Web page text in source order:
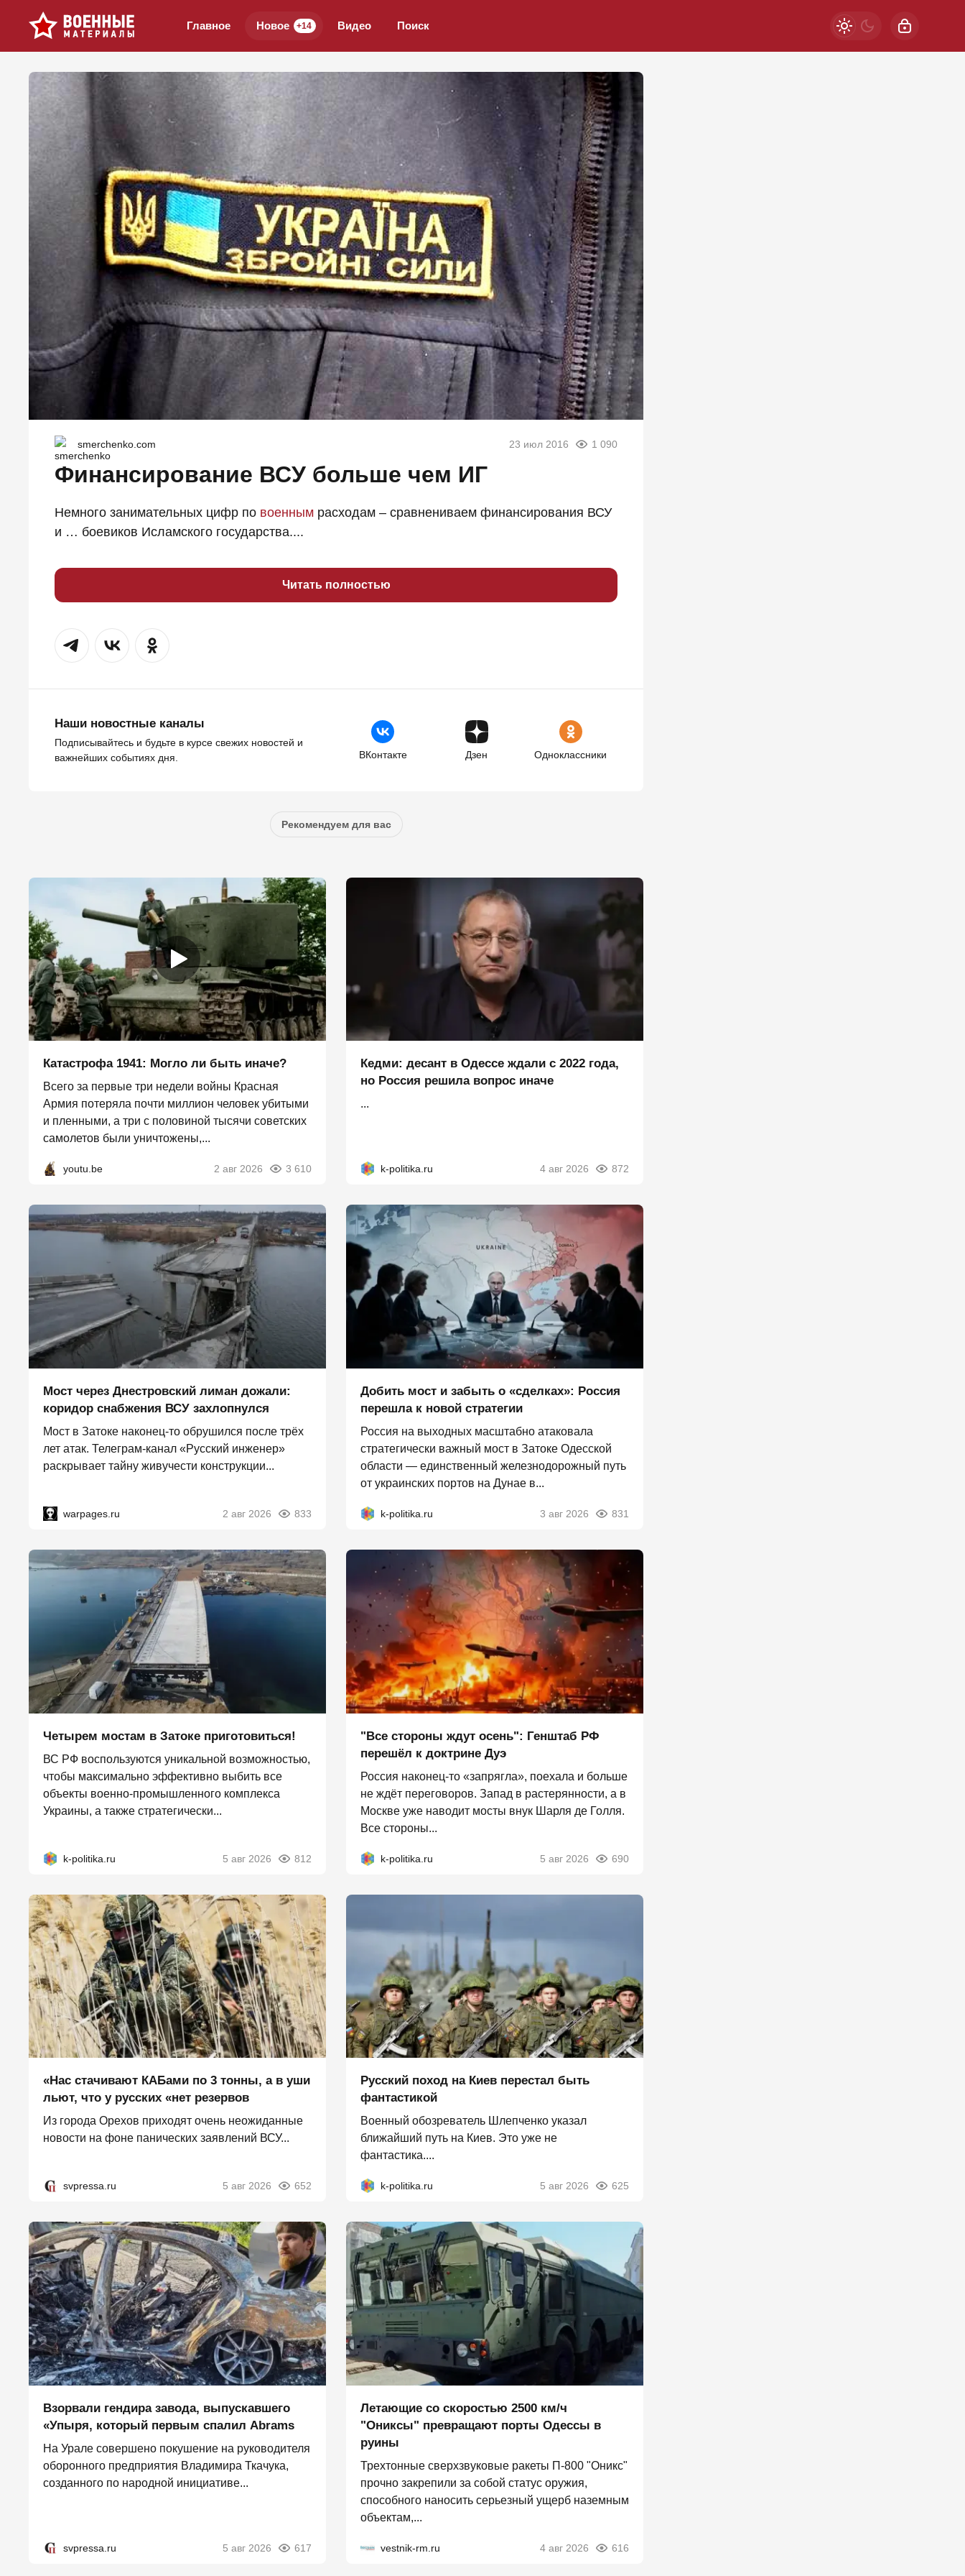
Главное Новое +14 Видео Поиск
smerchenko.com 23 июл 2016 1 090
Финансирование ВСУ больше чем ИГ
Немного занимательных цифр по военным расходам – сравнениваем финансирования ВСУ
и … боевиков Исламского государства....
Читать полностью
Наши новостные каналы
Подписывайтесь и будьте в курсе свежих новостей и
важнейших событиях дня.
ВКонтакте Дзен Одноклассники
Рекомендуем для вас
Катастрофа 1941: Могло ли быть иначе?
Всего за первые три недели войны Красная
Армия потеряла почти миллион человек убитыми
и пленными, а три с половиной тысячи советских
самолетов были уничтожены,...
youtu.be 2 авг 2026 3 610
Кедми: десант в Одессе ждали с 2022 года,
но Россия решила вопрос иначе
...
k-politika.ru 4 авг 2026 872
Мост через Днестровский лиман дожали:
коридор снабжения ВСУ захлопнулся
Мост в Затоке наконец-то обрушился после трёх
лет атак. Телеграм-канал «Русский инженер»
раскрывает тайну живучести конструкции...
warpages.ru 2 авг 2026 833
Добить мост и забыть о «сделках»: Россия
перешла к новой стратегии
Россия на выходных масштабно атаковала
стратегически важный мост в Затоке Одесской
области — единственный железнодорожный путь
от украинских портов на Дунае в...
k-politika.ru 3 авг 2026 831
Четырем мостам в Затоке приготовиться!
ВС РФ воспользуются уникальной возможностью,
чтобы максимально эффективно выбить все
объекты военно-промышленного комплекса
Украины, а также стратегически...
k-politika.ru 5 авг 2026 812
"Все стороны ждут осень": Генштаб РФ
перешёл к доктрине Дуэ
Россия наконец-то «запрягла», поехала и больше
не ждёт переговоров. Запад в растерянности, а в
Москве уже наводит мосты внук Шарля де Голля.
Все стороны...
k-politika.ru 5 авг 2026 690
«Нас стачивают КАБами по 3 тонны, а в уши
льют, что у русских «нет резервов
Из города Орехов приходят очень неожиданные
новости на фоне панических заявлений ВСУ...
svpressa.ru 5 авг 2026 652
Русский поход на Киев перестал быть
фантастикой
Военный обозреватель Шлепченко указал
ближайший путь на Киев. Это уже не
фантастика....
k-politika.ru 5 авг 2026 625
Взорвали гендира завода, выпускавшего
«Упыря, который первым спалил Abrams
На Урале совершено покушение на руководителя
оборонного предприятия Владимира Ткачука,
созданного по народной инициативе...
svpressa.ru 5 авг 2026 617
Летающие со скоростью 2500 км/ч
"Ониксы" превращают порты Одессы в
руины
Трехтонные сверхзвуковые ракеты П‑800 "Оникс"
прочно закрепили за собой статус оружия,
способного наносить серьезный ущерб наземным
объектам,...
vestnik-rm.ru 4 авг 2026 616